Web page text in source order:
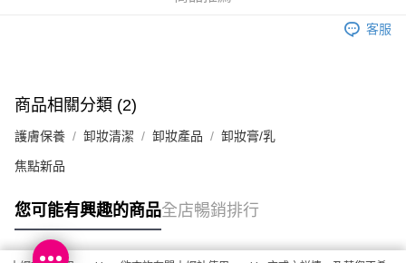
(澳門門市) 只顯示可選門市。確認發貨後2-5個工作天到店，3天內
取。逾期會取消訂單，並不會安排重寄
每筆HK$20.00，滿HK$100.00或以上免運費
澳門地區配送 - 確認發貨後1-4個工作天送達
客服
商品相關分類 (2)
護膚保養 卸妝清潔 卸妝產品 卸妝膏/乳
焦點新品
您可能有興趣的商品全店暢銷排行